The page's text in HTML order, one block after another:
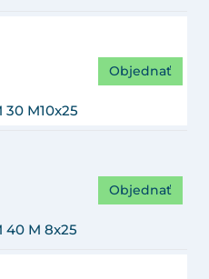
30 M10x25
Objednať
40 M 8x25
Objednať